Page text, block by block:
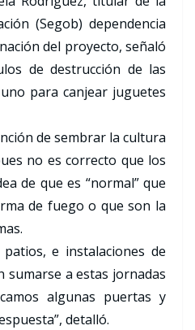
(Segob) dependencia
del proyecto, señaló
de destrucción de las
para canjear juguetes
de sembrar la cultura
no es correcto que los
de que es “normal” que
de fuego o que son la
e instalaciones de
sumarse a estas jornadas
algunas puertas y
detalló.